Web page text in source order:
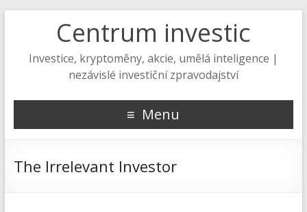
Centrum investic
Investice, kryptoměny, akcie, umělá inteligence |
nezávislé investiční zpravodajství
Menu
The Irrelevant Investor